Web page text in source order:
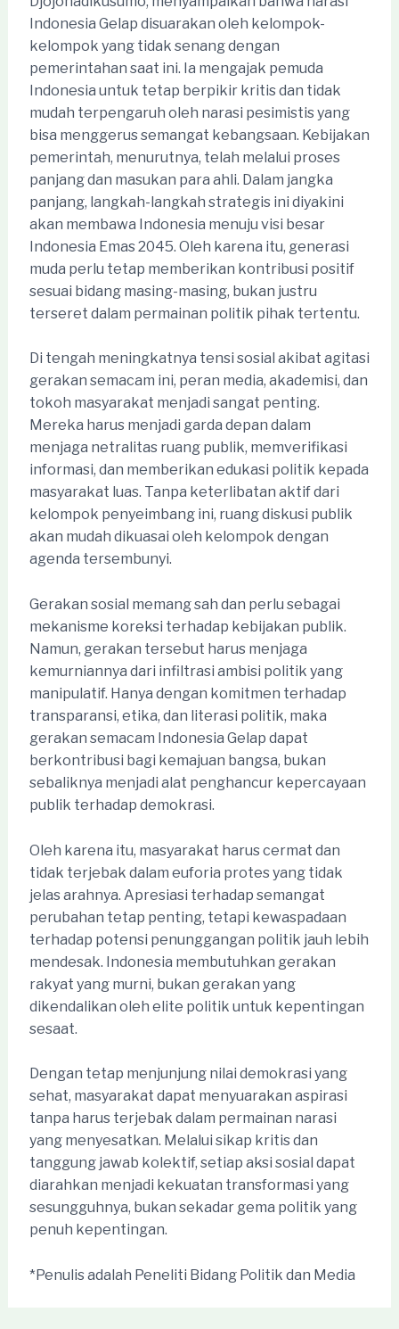
Indonesia Gelap disuarakan oleh kelompok-
kelompok yang tidak senang dengan
pemerintahan saat ini. Ia mengajak pemuda
Indonesia untuk tetap berpikir kritis dan tidak
mudah terpengaruh oleh narasi pesimistis yang
bisa menggerus semangat kebangsaan. Kebijakan
pemerintah, menurutnya, telah melalui proses
panjang dan masukan para ahli. Dalam jangka
panjang, langkah-langkah strategis ini diyakini
akan membawa Indonesia menuju visi besar
Indonesia Emas 2045. Oleh karena itu, generasi
muda perlu tetap memberikan kontribusi positif
sesuai bidang masing-masing, bukan justru
terseret dalam permainan politik pihak tertentu.
Di tengah meningkatnya tensi sosial akibat agitasi
gerakan semacam ini, peran media, akademisi, dan
tokoh masyarakat menjadi sangat penting.
Mereka harus menjadi garda depan dalam
menjaga netralitas ruang publik, memverifikasi
informasi, dan memberikan edukasi politik kepada
masyarakat luas. Tanpa keterlibatan aktif dari
kelompok penyeimbang ini, ruang diskusi publik
akan mudah dikuasai oleh kelompok dengan
agenda tersembunyi.
Gerakan sosial memang sah dan perlu sebagai
mekanisme koreksi terhadap kebijakan publik.
Namun, gerakan tersebut harus menjaga
kemurniannya dari infiltrasi ambisi politik yang
manipulatif. Hanya dengan komitmen terhadap
transparansi, etika, dan literasi politik, maka
gerakan semacam Indonesia Gelap dapat
berkontribusi bagi kemajuan bangsa, bukan
sebaliknya menjadi alat penghancur kepercayaan
publik terhadap demokrasi.
Oleh karena itu, masyarakat harus cermat dan
tidak terjebak dalam euforia protes yang tidak
jelas arahnya. Apresiasi terhadap semangat
perubahan tetap penting, tetapi kewaspadaan
terhadap potensi penunggangan politik jauh lebih
mendesak. Indonesia membutuhkan gerakan
rakyat yang murni, bukan gerakan yang
dikendalikan oleh elite politik untuk kepentingan
sesaat.
Dengan tetap menjunjung nilai demokrasi yang
sehat, masyarakat dapat menyuarakan aspirasi
tanpa harus terjebak dalam permainan narasi
yang menyesatkan. Melalui sikap kritis dan
tanggung jawab kolektif, setiap aksi sosial dapat
diarahkan menjadi kekuatan transformasi yang
sesungguhnya, bukan sekadar gema politik yang
penuh kepentingan.
*Penulis adalah Peneliti Bidang Politik dan Media